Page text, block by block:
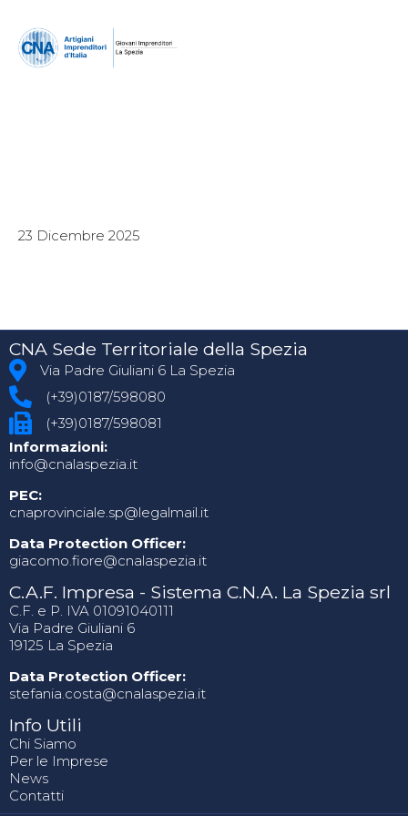
23 Dicembre 2025
CNA Sede Territoriale della Spezia
Via Padre Giuliani 6 La Spezia
(+39)0187/598080
(+39)0187/598081
Informazioni:
info@cnalaspezia.it
PEC:
cnaprovinciale.sp@legalmail.it
Data Protection Officer:
giacomo.fiore@cnalaspezia.it
C.A.F. Impresa - Sistema C.N.A. La Spezia srl
C.F. e P. IVA 01091040111
Via Padre Giuliani 6
19125 La Spezia
Data Protection Officer:
stefania.costa@cnalaspezia.it
Info Utili
Chi Siamo
Per le Imprese
News
Contatti